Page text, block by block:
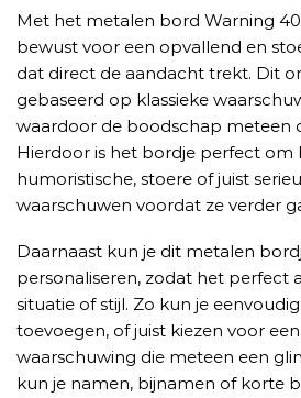
Met het metalen bord Warning
bewust voor een opvallend en
dat direct de aandacht trekt. Dit
gebaseerd op klassieke
waardoor de boodschap meteen
Hierdoor is het bordje perfect om
humoristische, stoere of juist
waarschuwen voordat ze verder
Daarnaast kun je dit metalen
personaliseren, zodat het perfect
situatie of stijl. Zo kun je
toevoegen, of juist kiezen voor
waarschuwing die meteen een
kun je namen, bijnamen of korte